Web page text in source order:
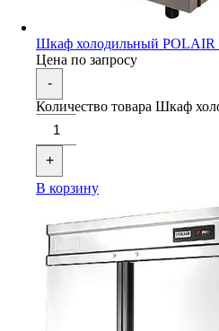
Шкаф холодильный POLAIR
Цена по запросу
-
Количество товара Шкаф
+
В корзину